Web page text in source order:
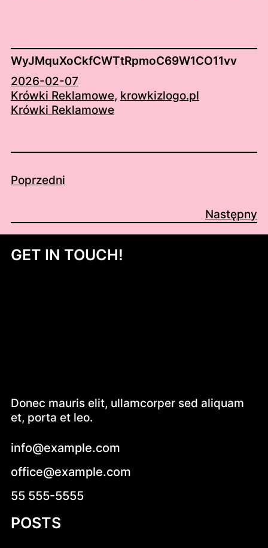
WyJMquXoCkfCWTtRpmoC69W1CO11vv
2026-02-07
Krówki Reklamowe, krowkizlogo.pl
Krówki Reklamowe
Poprzedni
Następny
GET IN TOUCH!
Donec mauris elit, ullamcorper sed aliquam
et, porta et leo.
info@example.com
office@example.com
55 555-5555
POSTS